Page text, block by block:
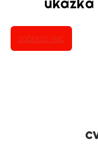
zobraziť viac